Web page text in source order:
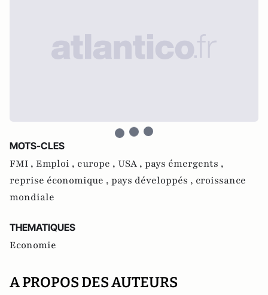
MOTS-CLES
FMI , Emploi , europe , USA , pays émergents ,
reprise économique , pays développés , croissance
mondiale
THEMATIQUES
Economie
A PROPOS DES AUTEURS